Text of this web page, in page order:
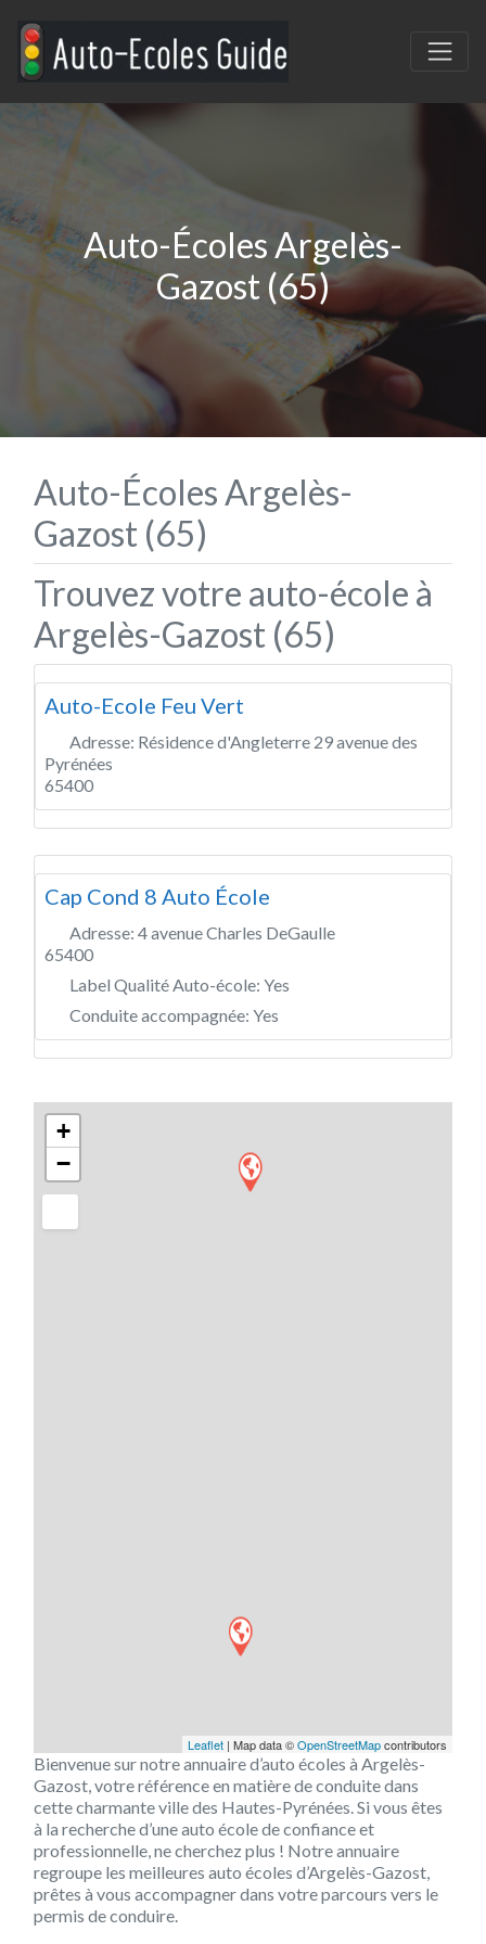
Auto-Écoles Argelès-
Gazost (65)
Auto-Écoles Argelès-
Gazost (65)
Trouvez votre auto-école à
Argelès-Gazost (65)
Auto-Ecole Feu Vert
Adresse: Résidence d'Angleterre 29 avenue des
Pyrénées
65400
Cap Cond 8 Auto École
Adresse: 4 avenue Charles DeGaulle
65400
Label Qualité Auto-école: Yes
Conduite accompagnée: Yes
+
−
Leaflet | Map data ©OpenStreetMapcontributors
Bienvenue sur notre annuaire d’auto écoles à Argelès-
Gazost, votre référence en matière de conduite dans
cette charmante ville des Hautes-Pyrénées. Si vous êtes
à la recherche d’une auto école de confiance et
professionnelle, ne cherchez plus ! Notre annuaire
regroupe les meilleures auto écoles d’Argelès-Gazost,
prêtes à vous accompagner dans votre parcours vers le
permis de conduire.